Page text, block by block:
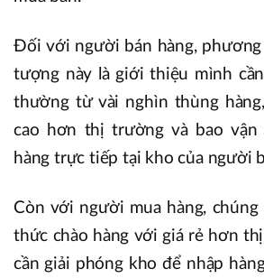
Đối với người bán hàng, phương
tượng này là giới thiệu mình
thường từ vài nghìn thùng
cao hơn thị trường và bao vận
hàng trực tiếp tại kho của người
Còn với người mua hàng,
thức chào hàng với giá rẻ hơn
cần giải phóng kho để nhập